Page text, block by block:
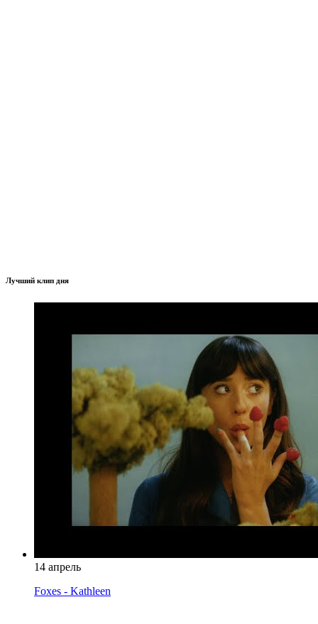
Лучший клип дня
14 апрель
Foxes - Kathleen